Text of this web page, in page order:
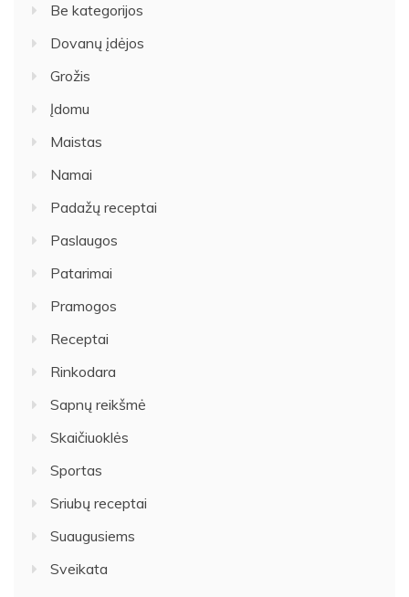
Be kategorijos
Dovanų įdėjos
Grožis
Įdomu
Maistas
Namai
Padažų receptai
Paslaugos
Patarimai
Pramogos
Receptai
Rinkodara
Sapnų reikšmė
Skaičiuoklės
Sportas
Sriubų receptai
Suaugusiems
Sveikata